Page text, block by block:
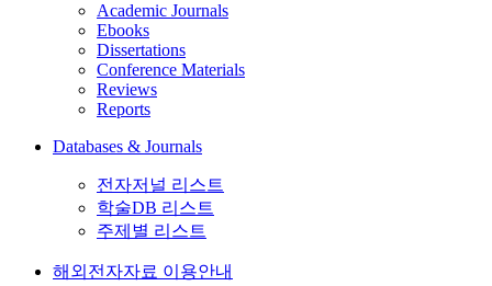
Academic Journals
Ebooks
Dissertations
Conference Materials
Reviews
Reports
Databases & Journals
전자저널 리스트
학술DB 리스트
주제별 리스트
해외전자자료 이용안내